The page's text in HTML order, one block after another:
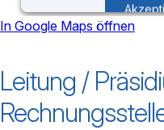
In Google Maps öffnen
Leitung /